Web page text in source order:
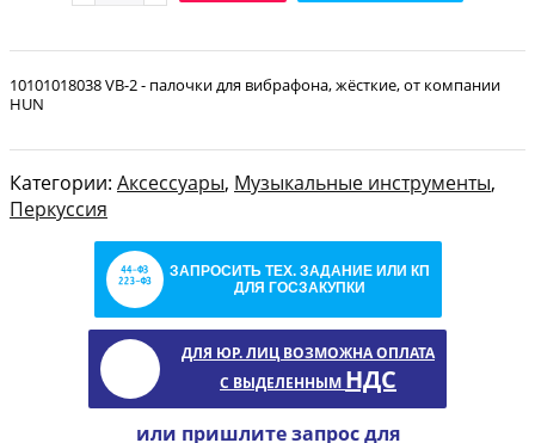
10101018038 VB-2 - палочки для вибрафона, жёсткие, от компании
HUN
Категории: Аксессуары, Музыкальные инструменты,
Перкуссия
ЗАПРОСИТЬ ТЕХ. ЗАДАНИЕ ИЛИ КП
ДЛЯ ГОСЗАКУПКИ
ДЛЯ ЮР. ЛИЦ ВОЗМОЖНА ОПЛАТА
С ВЫДЕЛЕННЫМ НДС
или пришлите запрос для